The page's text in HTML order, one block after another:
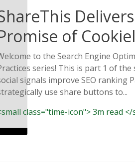
of
to the Search Engine
series! This is part 1 of
signals improve SEO ranking
use share buttons to...
class="time-icon"> 3m read </